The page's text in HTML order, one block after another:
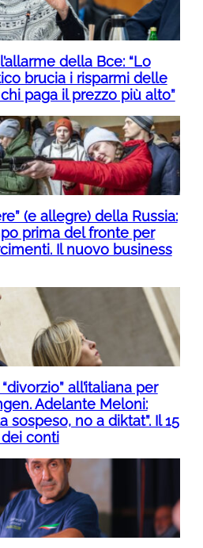
della Bce: “Lo
brucia i risparmi delle
paga il prezzo più alto”
(e allegre) della Russia:
prima del fronte per
Il nuovo business
all’italiana per
Adelante Meloni:
sospeso, no a diktat”. Il 15
conti